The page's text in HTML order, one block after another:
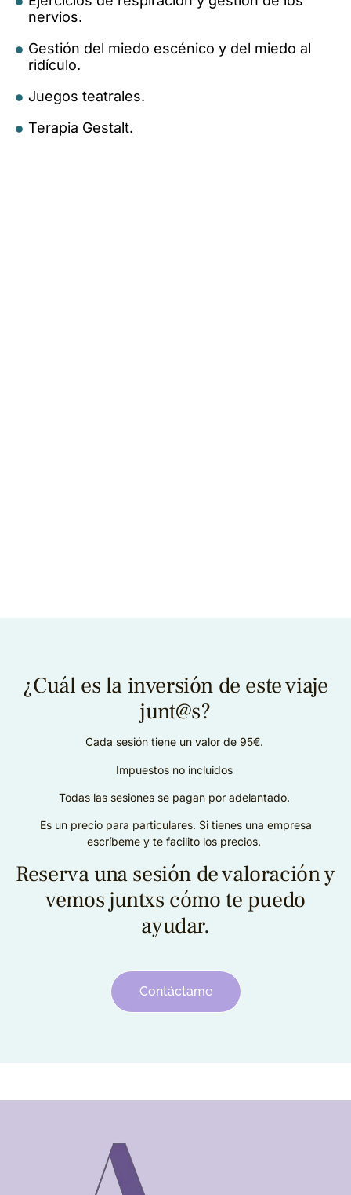
nervios.
Gestión del miedo escénico y del miedo al
ridículo.
Juegos teatrales.
Terapia Gestalt.
¿Cuál es la inversión de este viaje
junt@s?
Cada sesión tiene un valor de 95€.
Impuestos no incluidos
Todas las sesiones se pagan por adelantado.
Es un precio para particulares. Si tienes una empresa
escríbeme y te facilito los precios.
Reserva una sesión de valoración y
vemos juntxs cómo te puedo
ayudar.
Contáctame